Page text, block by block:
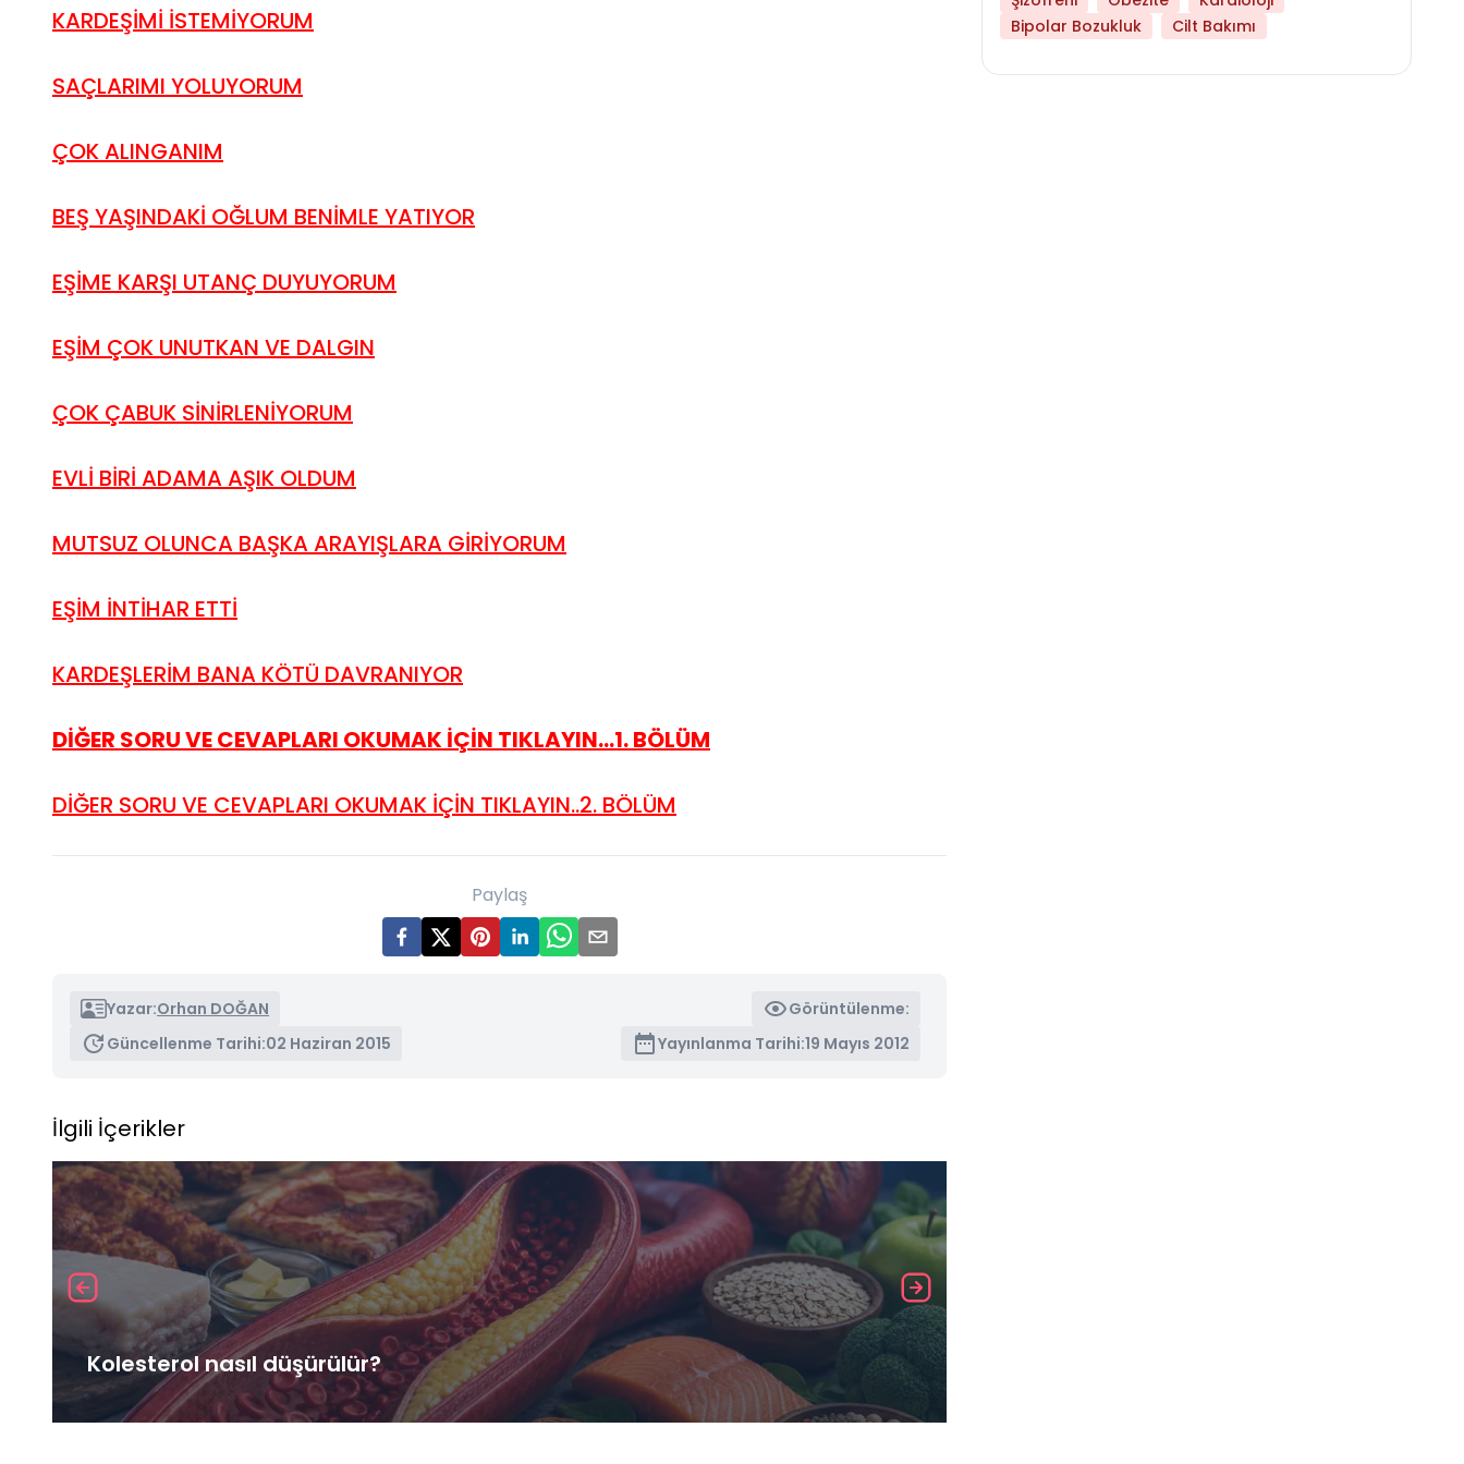
KARDEŞİMİ İSTEMİYORUM
SAÇLARIMI YOLUYORUM
ÇOK ALINGANIM
BEŞ YAŞINDAKİ OĞLUM BENİMLE YATIYOR
EŞİME KARŞI UTANÇ DUYUYORUM
EŞİM ÇOK UNUTKAN VE DALGIN
ÇOK ÇABUK SİNİRLENİYORUM
EVLİ BİRİ ADAMA AŞIK OLDUM
MUTSUZ OLUNCA BAŞKA ARAYIŞLARA GİRİYORUM
EŞİM İNTİHAR ETTİ
KARDEŞLERİM BANA KÖTÜ DAVRANIYOR
DİĞER SORU VE CEVAPLARI OKUMAK İÇİN TIKLAYIN...1. BÖLÜM
DİĞER SORU VE CEVAPLARI OKUMAK İÇİN TIKLAYIN..2. BÖLÜM
Paylaş
Yazar:Orhan DOĞAN
Görüntülenme:
Güncellenme Tarihi:02 Haziran 2015 Yayınlanma Tarihi:19 Mayıs 2012
İlgili İçerikler
Kolesterol nasıl düşürülür?
Bipolar Bozukluk
Cilt Bakımı